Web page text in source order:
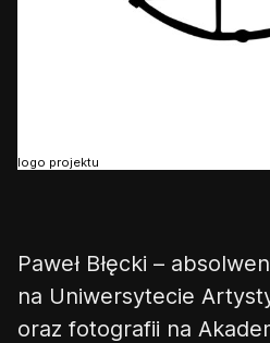
logo projektu
Paweł Błęcki –
na Uniwersytecie
oraz fotografii na